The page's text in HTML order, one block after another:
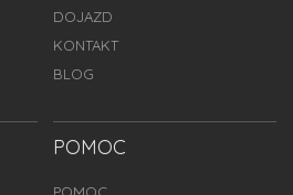
DOJAZD
KONTAKT
BLOG
POMOC